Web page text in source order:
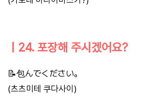
ㅣ24. 포장해 주시겠어요?
📝包んでください。
(츠츠미테 쿠다사이)